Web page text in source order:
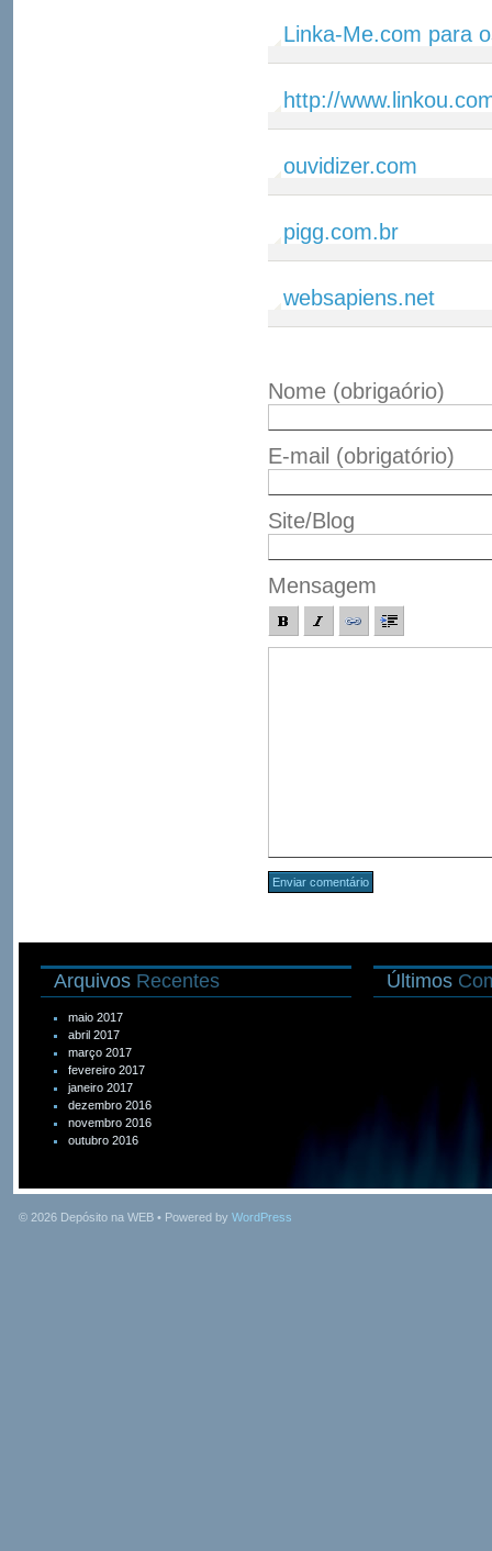
Linka-Me.com para
http://
ouvidizer.com
pigg.com.br
websapiens.net
Nome (obrigaório)
E-mail (obrigatório)
Site/Blog
Mensagem
Arquivos Recentes
maio 2017
abril 2017
março 2017
fevereiro 2017
janeiro 2017
dezembro 2016
novembro 2016
outubro 2016
Últimos
© 2026 Depósito na WEB • Powered by WordPress